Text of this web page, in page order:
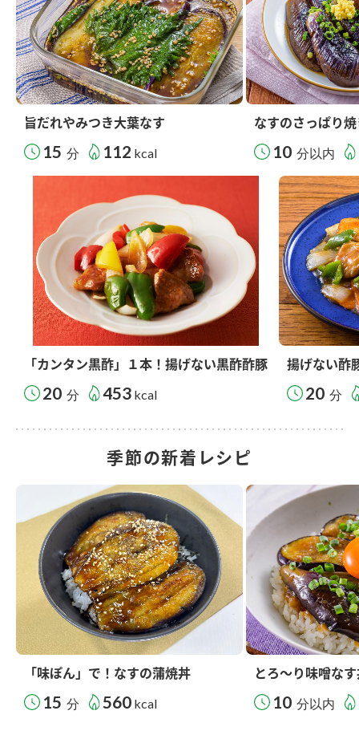
旨だれやみつき大葉なす
15 分 112 kcal
なすのさっぱり
10 分以内
「カンタン黒酢」１本！揚げない黒酢酢豚
20 分 453 kcal
揚げない酢
20 分
季節の新着レシピ
「味ぽん」で！なすの蒲焼丼
15 分 560 kcal
とろ～り味噌な
10 分以内